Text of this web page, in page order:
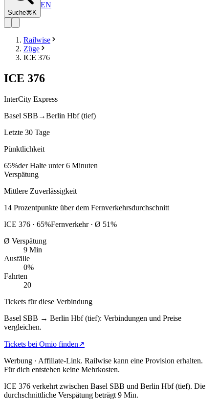
Suche⌘K
EN
Railwise
Züge
ICE 376
ICE 376
InterCity Express
Basel SBB →Berlin Hbf (tief)
Letzte 30 Tage
Pünktlichkeit
65%der Halte unter 6 Minuten
Verspätung
Mittlere Zuverlässigkeit
14 Prozentpunkte über dem Fernverkehrsdurchschnitt
ICE 376 · 65%Fernverkehr · Ø 51%
Ø Verspätung
9 Min
Ausfälle
0%
Fahrten
20
Tickets für diese Verbindung
Basel SBB → Berlin Hbf (tief): Verbindungen und Preise
vergleichen.
Tickets bei Omio finden↗
Werbung · Affiliate-Link. Railwise kann eine Provision erhalten.
Für dich entstehen keine Mehrkosten.
ICE 376 verkehrt zwischen Basel SBB und Berlin Hbf (tief). Die
durchschnittliche Verspätung beträgt 9 Min.